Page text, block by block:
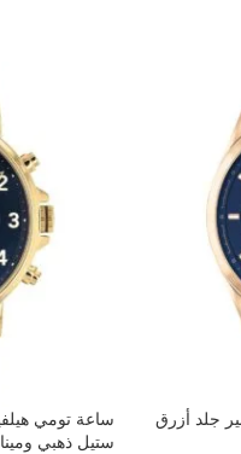
جلد أزرق
ساعة تومي
ستيل ذهبي